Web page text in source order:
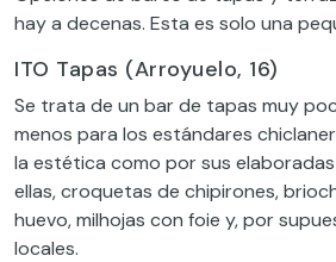
hay a decenas. Esta es solo una
ITO Tapas (Arroyuelo, 16)
Se trata de un bar de tapas muy
menos para los estándares
la estética como por sus
ellas, croquetas de chipirones,
huevo, milhojas con foie y, por
locales.